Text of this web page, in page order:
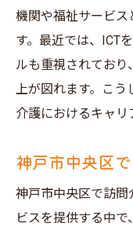
地域社会
ワークラ
地域密着
スキルを活か
能性
神戸市中
訪問介護
地域に根
機関や福祉サービ
す。最近では、ICT
ルも重視されてお
上が図れます。こう
介護におけるキャリ
神戸市中央区
神戸市中央区で訪問
ビスを提供する中